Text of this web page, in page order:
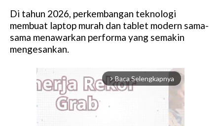
Di tahun 2026, perkembangan teknologi
membuat laptop murah dan tablet modern sama-
sama menawarkan performa yang semakin
mengesankan.
arrow_forward_ios Baca Selengkapnya